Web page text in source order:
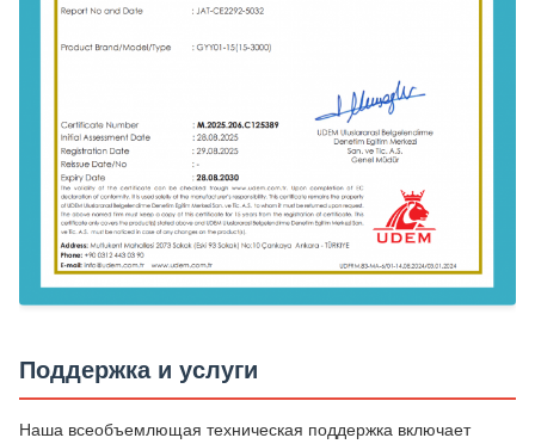
Поддержка и услуги
Наша всеобъемлющая техническая поддержка включает